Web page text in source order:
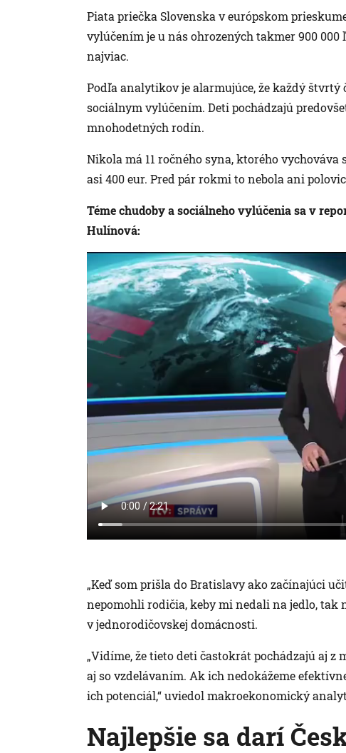
Piata priečka Slovenska v európskom
vylúčením je u nás ohrozených takmer 900
najviac.
Podľa analytikov je alarmujúce, že každý štvrtý
sociálnym vylúčením. Deti pochádzajú
mnohodetných rodín.
Nikola má 11 ročného syna, ktorého
asi 400 eur. Pred pár rokmi to nebola ani
Téme chudoby a sociálneho vylúčenia sa v
Hulínová:
„Keď som prišla do Bratislavy ako začínajúci
nepomohli rodičia, keby mi nedali na jedlo, tak
v jednorodičovskej domácnosti.
„Vidíme, že tieto deti častokrát pochádzajú aj
aj so vzdelávaním. Ak ich nedokážeme
ich potenciál,“ uviedol makroekonomický
Najlepšie sa darí